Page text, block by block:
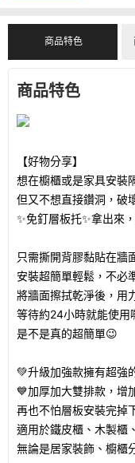
商品特色
商品特色
【好物分享】
想在櫥櫃或是家具安裝
但又不想直接鑽洞，破
✨免釘層板托✨拿出來，
只需撕開背膠黏貼在牆
安裝超簡單輕鬆，不必
將牆面擦拭乾淨後，用
等待約24小時就能使用
是不是真的超簡單😉
💚升級加強款擁有超強
💙加厚加大雙排款，增
再也不怕層板安裝完掉
適用於鐵皮櫃、木製櫃
無論是居家裝飾、櫥櫃